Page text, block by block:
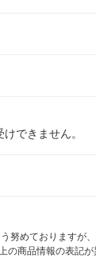
できません。
努めております
商品情報の表記